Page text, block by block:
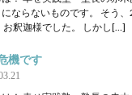
ならないものです。 そう
お釈迦様でした。 しかし[…]
機です